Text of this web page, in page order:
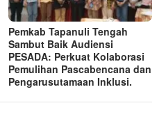
Pemkab Tapanuli Tengah
Sambut Baik Audiensi
PESADA: Perkuat Kolaborasi
Pemulihan Pascabencana dan
Pengarusutamaan Inklusi.